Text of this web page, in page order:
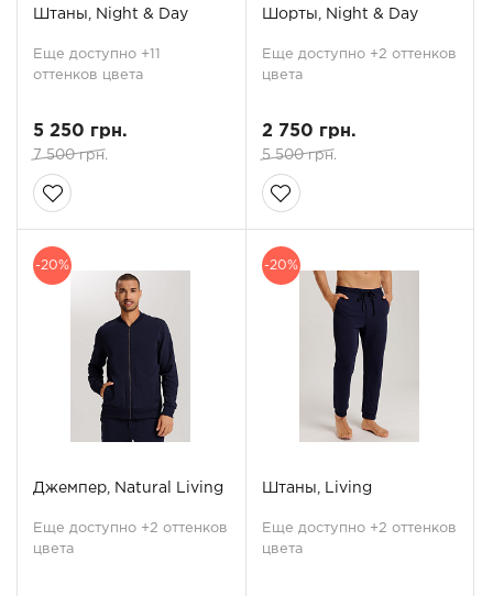
Штаны, Night & Day
Еще доступно +11
оттенков цвета
5 250 грн.
7 500 грн.
Шорты, Night & Day
Еще доступно +2 оттенков
цвета
2 750 грн.
5 500 грн.
-20%
Джемпер, Natural Living
Еще доступно +2 оттенков
цвета
-20%
Штаны, Living
Еще доступно +2 оттенков
цвета